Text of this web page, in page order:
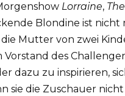
Lorraine,
Blondine ist
die Mutter von zwei
Vorstand des
dazu zu inspirieren,
sie die Zuschauer